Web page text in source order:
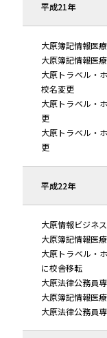
平成21年
大原簿記情報医
大原簿記情報医
大原トラベル・
校名変更
大原トラベル・
更
大原トラベル・
更
平成22年
大原情報ビジネ
大原簿記情報医
大原トラベル・
に校舎移転
大原法律公務員
大原簿記情報医
大原法律公務員